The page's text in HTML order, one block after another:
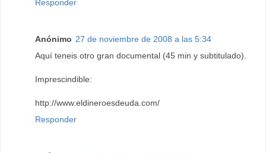
Responder
Anónimo 27 de noviembre de 2008 a las 5:34
Aquí teneis otro gran documental (45 min y subtitulado).
Imprescindible:
http://www.eldineroesdeuda.com/
Responder